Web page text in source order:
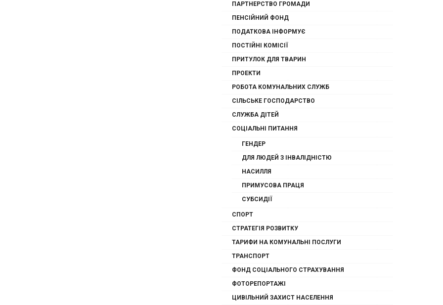
ПАРТНЕРСТВО ГРОМАДИ
ПЕНСІЙНИЙ ФОНД
ПОДАТКОВА ІНФОРМУЄ
ПОСТІЙНІ КОМІСІЇ
ПРИТУЛОК ДЛЯ ТВАРИН
ПРОЕКТИ
РОБОТА КОМУНАЛЬНИХ СЛУЖБ
СІЛЬСЬКЕ ГОСПОДАРСТВО
СЛУЖБА ДІТЕЙ
СОЦІАЛЬНІ ПИТАННЯ
ГЕНДЕР
ДЛЯ ЛЮДЕЙ З ІНВАЛІДНІСТЮ
НАСИЛЛЯ
ПРИМУСОВА ПРАЦЯ
СУБСИДІЇ
СПОРТ
СТРАТЕГІЯ РОЗВИТКУ
ТАРИФИ НА КОМУНАЛЬНІ ПОСЛУГИ
ТРАНСПОРТ
ФОНД СОЦІАЛЬНОГО СТРАХУВАННЯ
ФОТОРЕПОРТАЖІ
ЦИВІЛЬНИЙ ЗАХИСТ НАСЕЛЕННЯ